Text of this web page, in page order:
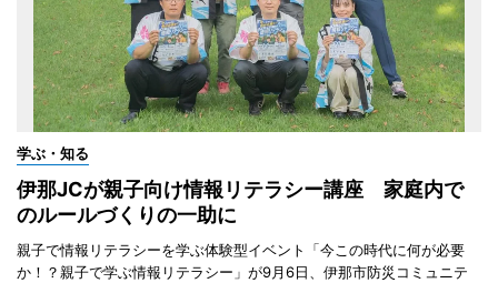
学ぶ・知る
伊那JCが親子向け情報リテラシー講座 家庭内で
のルールづくりの一助に
親子で情報リテラシーを学ぶ体験型イベント「今この時代に何が必要
か！？親子で学ぶ情報リテラシー」が9月6日、伊那市防災コミュニテ